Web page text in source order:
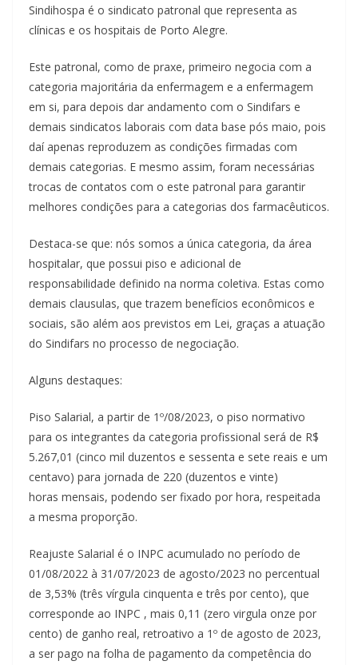
Sindihospa é o sindicato patronal que representa as
clínicas e os hospitais de Porto Alegre.
Este patronal, como de praxe, primeiro negocia com a
categoria majoritária da enfermagem e a enfermagem
em si, para depois dar andamento com o Sindifars e
demais sindicatos laborais com data base pós maio, pois
daí apenas reproduzem as condições firmadas com
demais categorias. E mesmo assim, foram necessárias
trocas de contatos com o este patronal para garantir
melhores condições para a categorias dos farmacêuticos.
Destaca-se que: nós somos a única categoria, da área
hospitalar, que possui piso e adicional de
responsabilidade definido na norma coletiva. Estas como
demais clausulas, que trazem benefícios econômicos e
sociais, são além aos previstos em Lei, graças a atuação
do Sindifars no processo de negociação.
Alguns destaques:
Piso Salarial, a partir de 1º/08/2023, o piso normativo
para os integrantes da categoria profissional será de R$
5.267,01 (cinco mil duzentos e sessenta e sete reais e um
centavo) para jornada de 220 (duzentos e vinte)
horas mensais, podendo ser fixado por hora, respeitada
a mesma proporção.
Reajuste Salarial é o INPC acumulado no período de
01/08/2022 à 31/07/2023 de agosto/2023 no percentual
de 3,53% (três vírgula cinquenta e três por cento), que
corresponde ao INPC , mais 0,11 (zero virgula onze por
cento) de ganho real, retroativo a 1º de agosto de 2023,
a ser pago na folha de pagamento da competência do